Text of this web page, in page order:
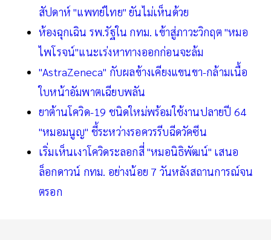
สัปดาห์ "แพทย์ไทย" ยันไม่เห็นด้วย
ห้องฉุกเฉิน รพ.รัฐใน กทม. เข้าสู่ภาวะวิกฤต "หมอ
ไพโรจน์"แนะเร่งหาทางออกก่อนจะล้ม
"AstraZeneca" กับผลข้างเคียงแขนขา-กล้ามเนื้อ
ใบหน้าอัมพาตเฉียบพลัน
ยาต้านโควิด-19 ชนิดใหม่พร้อมใช้งานปลายปี 64
"หมอมนูญ" ชี้ระหว่างรอควรรีบฉีดวัคซีน
เริ่มเห็นเงาโควิดระลอกสี่ "หมอนิธิพัฒน์" เสนอ
ล็อกดาวน์ กทม. อย่างน้อย 7 วันหลังสถานการณ์จน
ตรอก